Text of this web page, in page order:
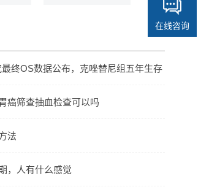
终OS数据公布，克唑替尼组五年生存
癌筛查抽血检查可以吗
法
，人有什么感觉
在线咨询